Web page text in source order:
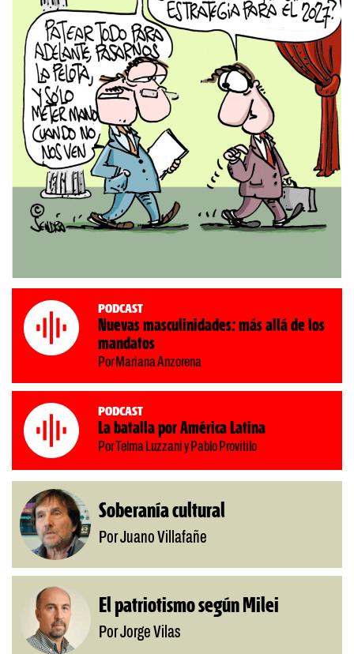
Podcast
Nuevas masculinidades: más allá de los
mandatos
Por Mariana Anzorena
Podcast
La batalla por América Latina
Por Telma Luzzani y Pablo Provitilo
Soberanía cultural
Por Juano Villafañe
El patriotismo según Milei
Por Jorge Vilas